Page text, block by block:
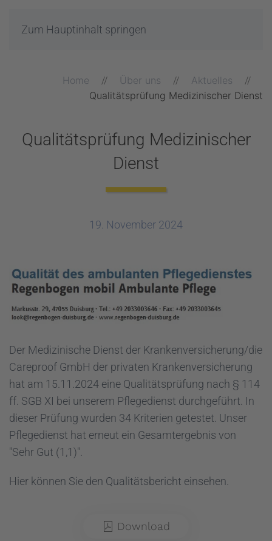
Zum Hauptinhalt springen
Home Über uns
Aktuelles
Qualitätsprüfung Medizinischer Dienst
Qualitätsprüfung Medizinischer
Dienst
19. November 2024
Der Medizinische Dienst der Krankenversicherung/die
Careproof GmbH der privaten Krankenversicherung
hat am 15.11.2024 eine Qualitätsprüfung nach § 114
ff. SGB XI bei unserem Pflegedienst durchgeführt. In
dieser Prüfung wurden 34 Kriterien getestet. Unser
Pflegedienst hat erneut ein Gesamtergebnis von
"Sehr Gut (1,1)".
Hier können Sie den Qualitätsbericht einsehen.
Download